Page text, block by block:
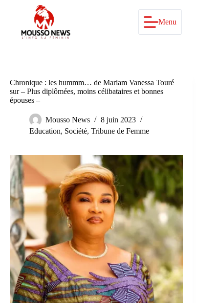
Menu
Chronique : les hummm… de Mariam Vanessa Touré
sur – Plus diplômées, moins célibataires et bonnes
épouses –
Mousso News
8 juin 2023
Education, Société, Tribune de Femme